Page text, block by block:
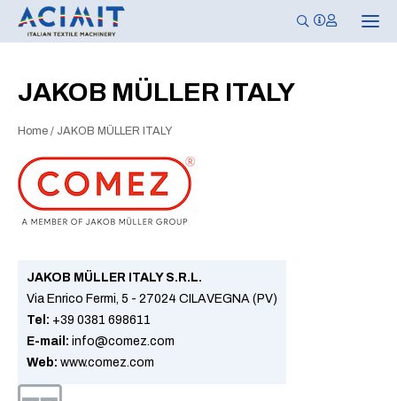
N
a
JAKOB MÜLLER ITALY
Home / JAKOB MÜLLER ITALY
JAKOB MÜLLER ITALY S.R.L.
Via Enrico Fermi, 5 - 27024 CILAVEGNA (PV)
Tel: +39 0381 698611
E-mail: info@comez.com
Web: www.comez.com